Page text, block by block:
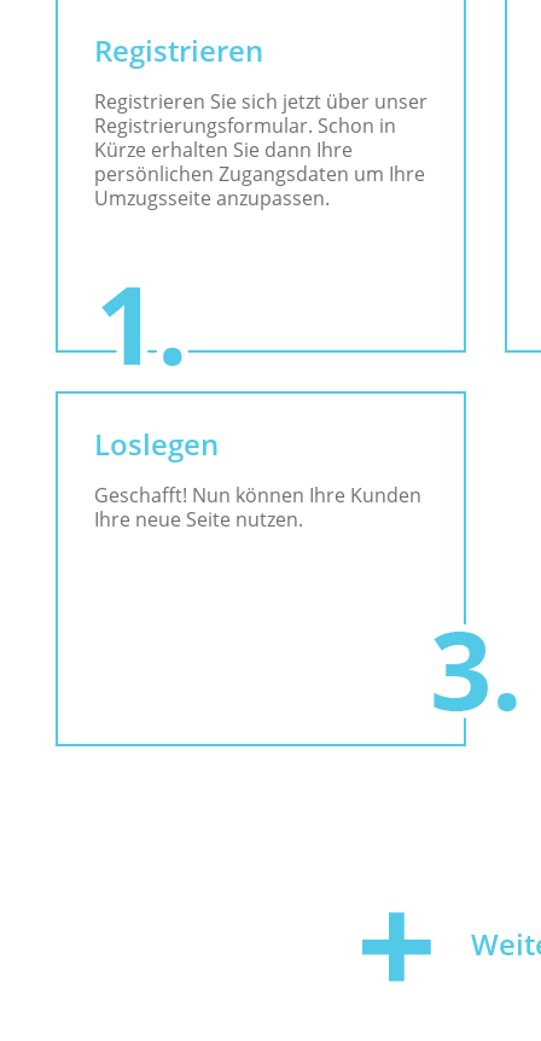
Registrieren
Registrieren Sie sich jetzt über unser
Registrierungsformular. Schon in
Kürze erhalten Sie dann Ihre
persönlichen Zugangsdaten um Ihre
Umzugsseite anzupassen.
Loslegen
Geschafft! Nun können Ihre Kunden
Ihre neue Seite nutzen.